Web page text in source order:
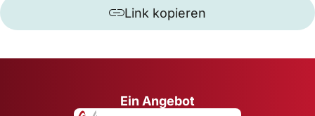
Link kopieren
Ein Angebot